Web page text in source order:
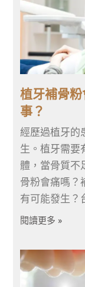
植牙補骨
事？
經歷過植牙的
生。植牙需要
體，當骨質不
骨粉會痛嗎？
有可能發生？
閱讀更多 »